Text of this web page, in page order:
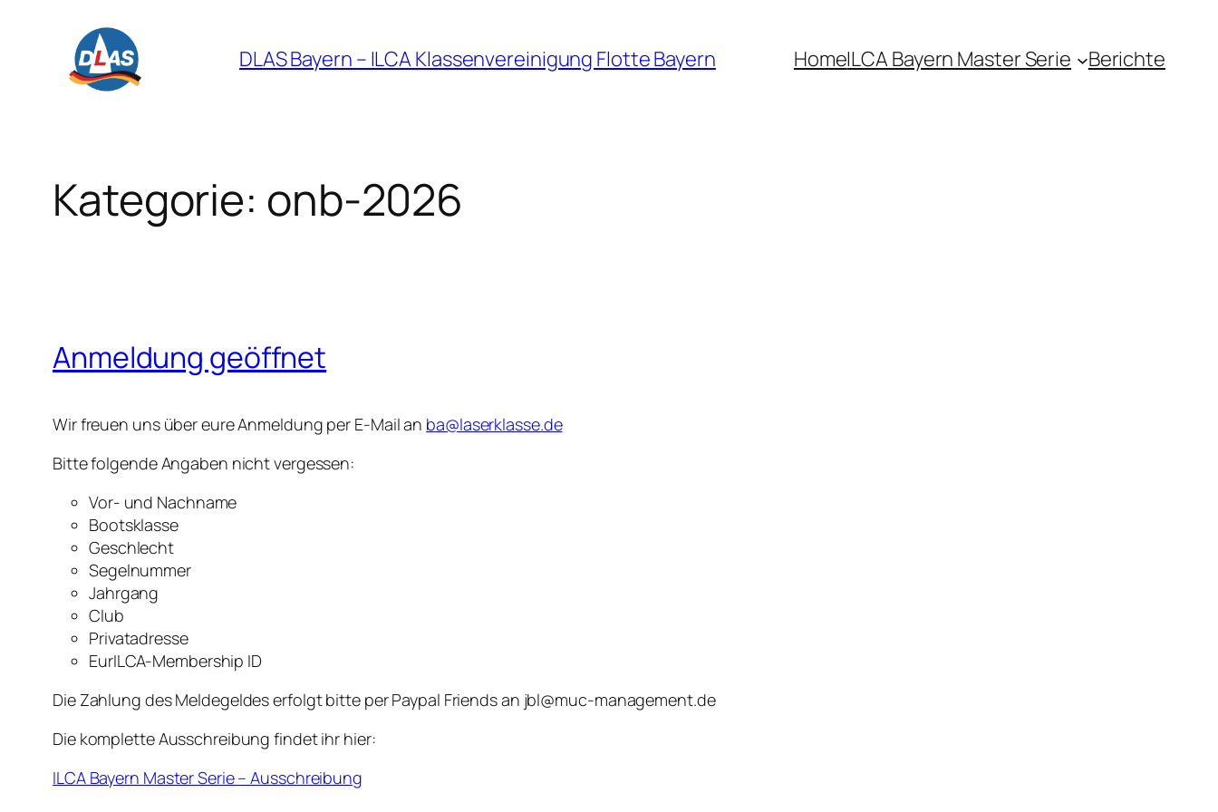
springen
DLAS Bayern – ILCA Klassenvereinigung Flotte Bayern HomeILCA Bayern Master Serie Berichte
Kategorie: onb-2026
Anmeldung geöffnet
Wir freuen uns über eure Anmeldung per E-Mail an ba@laserklasse.de
Bitte folgende Angaben nicht vergessen:
Vor- und Nachname
Bootsklasse
Geschlecht
Segelnummer
Jahrgang
Club
Privatadresse
EurILCA-Membership ID
Die Zahlung des Meldegeldes erfolgt bitte per Paypal Friends an jbl@muc-management.de
Die komplette Ausschreibung findet ihr hier:
ILCA Bayern Master Serie – Ausschreibung